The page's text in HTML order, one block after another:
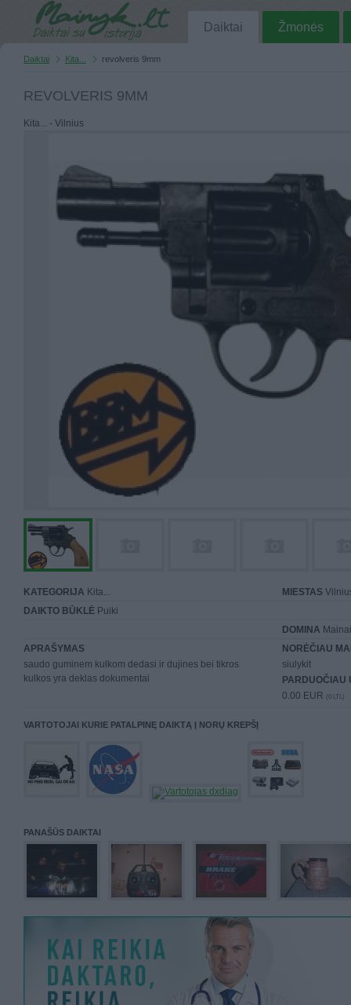
Daiktai Žmonės
Daiktai Kita... revolveris 9mm
REVOLVERIS 9MM
Kita... - Vilnius
KATEGORIJA Kita... MIESTAS
DAIKTO BŪKLĖ Puiki
DOMINA
APRAŠYMAS
saudo guminem kulkom dedasi ir dujines bei tikros
kulkos yra deklas dokumentai
NORĖČIAU
siulykit
PARDUOČIAU
0.00 EUR (0 LTL)
VARTOTOJAI KURIE PATALPINĘ DAIKTĄ Į NORŲ KREPŠĮ
PANAŠŪS DAIKTAI